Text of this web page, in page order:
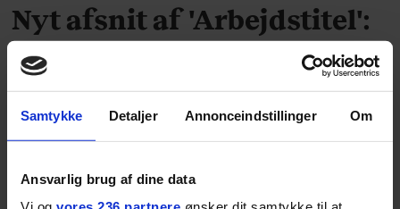
Samtykke Detaljer Annonceindstillinger Om
Ansvarlig brug af dine data
Nyt afsnit af 'Arbejdstitel':
Om underholdning
Hvad ser vi, når vi skal underholdes? Der er masser
af indhold overalt på nettet, så kunsten er at
sortere. Dagens Arbejdstitel handler om det